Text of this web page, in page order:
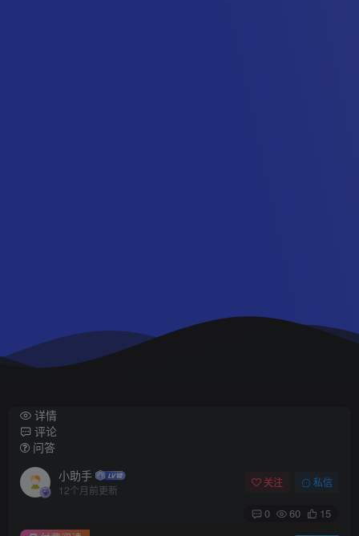
详情
评论
问答
小助手
12个月前更新
关注 私信
0 60
15